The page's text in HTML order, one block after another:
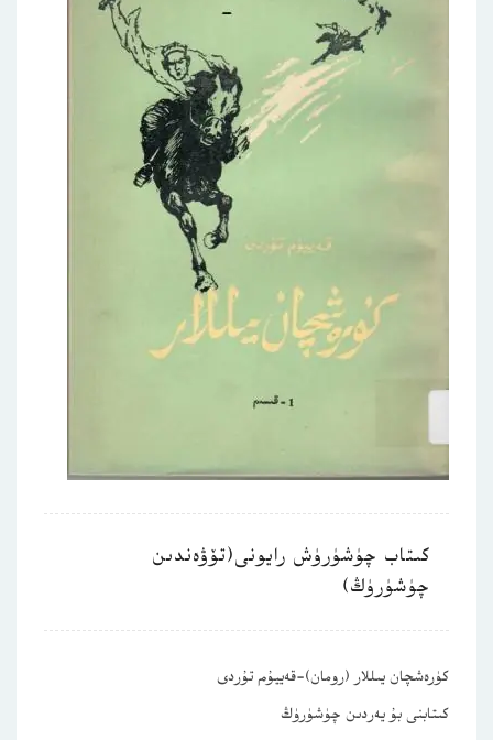
كىتاب چۈشۈرۈش رايونى(تۆۋەندىن
چۈشۈرۈڭ)
كۈرەشچان يىللار (رومان)-قەييۇم تۇردى
كىتابنى بۇ يەردىن چۈشۈرۈڭ